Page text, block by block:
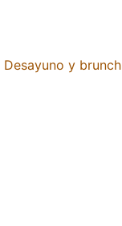
Desayuno y brunch